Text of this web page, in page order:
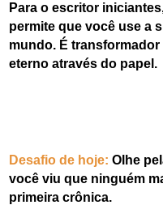
Para o escritor
permite que você use a
mundo. É
eterno através do papel.
Desafio de hoje: Olhe
você viu que ninguém
primeira crônica.